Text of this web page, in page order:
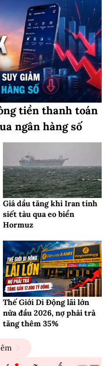
tiền thanh toán
ngân hàng số
Giá dầu tăng khi Iran tính
siết tàu qua eo biển
Hormuz
Thế Giới Di Động lãi lớn
nửa đầu 2026, nợ phải trả
tăng thêm 35%